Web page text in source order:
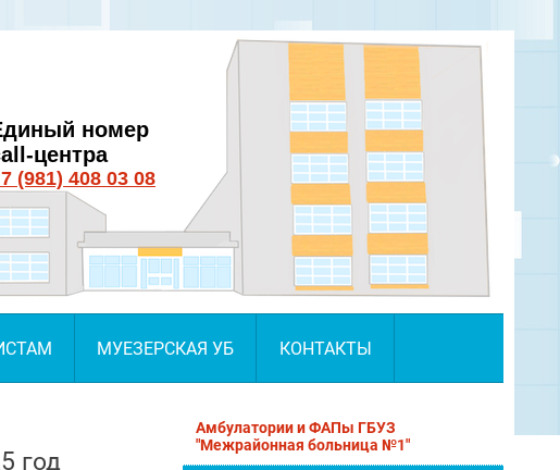
номер
центра
(981) 408 03 08
МУЕЗЕРСКАЯ УБ КОНТАКТЫ
год
Амбулатории и ФАПы ГБУЗ
"Межрайонная больница №1"